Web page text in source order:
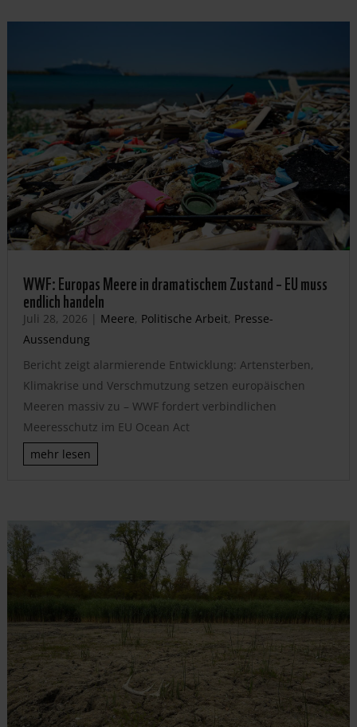
WWF: Europas Meere in dramatischem Zustand – EU muss
endlich handeln
Juli 28, 2026 | Meere, Politische Arbeit, Presse-
Aussendung
Bericht zeigt alarmierende Entwicklung: Artensterben,
Klimakrise und Verschmutzung setzen europäischen
Meeren massiv zu – WWF fordert verbindlichen
Meeresschutz im EU Ocean Act
mehr lesen